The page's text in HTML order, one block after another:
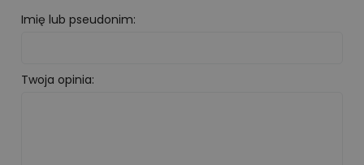
Imię lub pseudonim:
Twoja opinia: